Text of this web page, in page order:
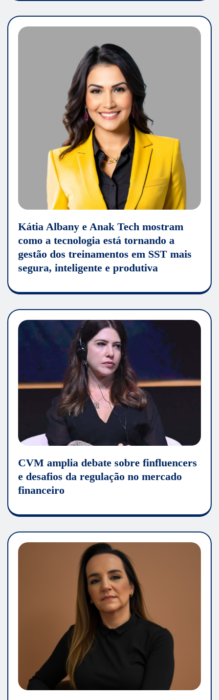
Kátia Albany e Anak Tech mostram
como a tecnologia está tornando a
gestão dos treinamentos em SST mais
segura, inteligente e produtiva
CVM amplia debate sobre finfluencers
e desafios da regulação no mercado
financeiro